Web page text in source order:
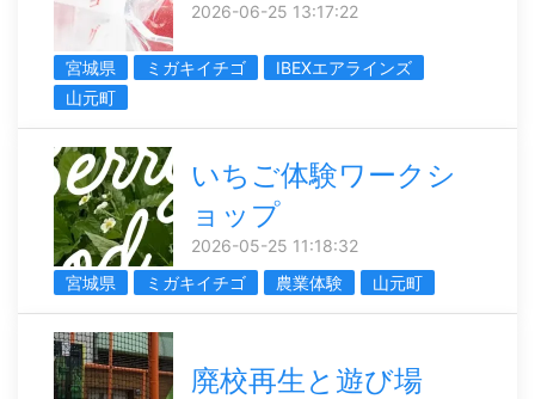
2026-06-25 13:17:22
宮城県 ミガキイチゴ
IBEXエアラインズ
山元町
いちご体験ワークシ
ョップ
2026-05-25 11:18:32
宮城県
ミガキイチゴ 農業体験 山元町
廃校再生と遊び場